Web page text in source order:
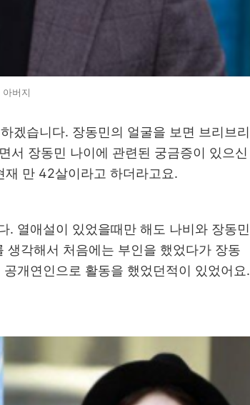
아버지
겠습니다. 장동민의 얼굴을 보면 브리브리
서 장동민 나이에 관련된 궁금증이 있으신
재 만 42살이라고 하더라고요.
. 열애설이 있었을때만 해도 나비와 장동민
각해서 처음에는 부인을 했었다가 장동
개연인으로 활동을 했었던적이 있었어요.